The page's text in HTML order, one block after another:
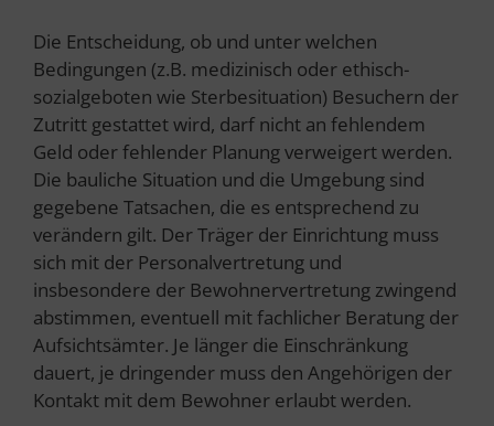
Die Entscheidung, ob und unter welchen
Bedingungen (z.B. medizinisch oder ethisch-
sozialgeboten wie Sterbesituation) Besuchern der
Zutritt gestattet wird, darf nicht an fehlendem
Geld oder fehlender Planung verweigert werden.
Die bauliche Situation und die Umgebung sind
gegebene Tatsachen, die es entsprechend zu
verändern gilt. Der Träger der Einrichtung muss
sich mit der Personalvertretung und
insbesondere der Bewohnervertretung zwingend
abstimmen, eventuell mit fachlicher Beratung der
Aufsichtsämter. Je länger die Einschränkung
dauert, je dringender muss den Angehörigen der
Kontakt mit dem Bewohner erlaubt werden.